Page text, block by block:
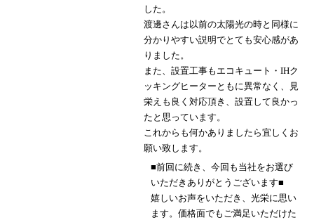
した。
渡邊さんは以前の太陽光の時と同様に
分かりやすい説明でとても安心感があ
りました。
また、設置工事もエコキュート・IHク
ッキングヒーターともに異常なく、見
栄えも良く対応頂き、設置して良かっ
たと思っています。
これからも何かありましたら宜しくお
願い致します。
■前回に続き、今回も当社をお選び
いただきありがとうございます■
嬉しいお声をいただき、光栄に思い
ます。価格面でもご満足いただけた